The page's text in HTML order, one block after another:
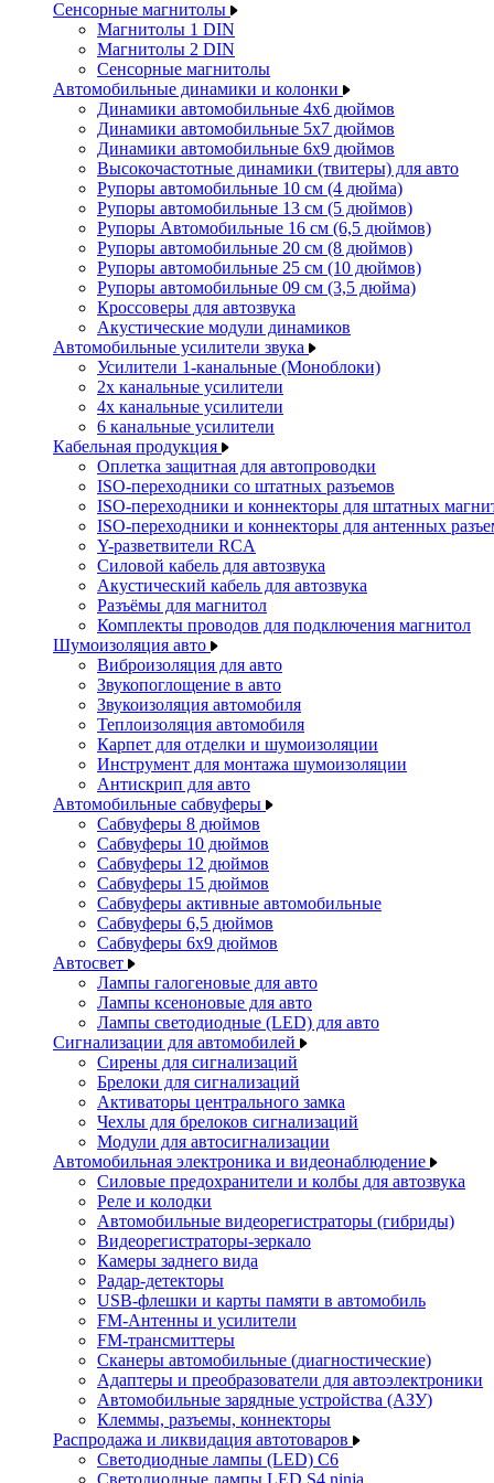
Сенсорные магнитолы
Магнитолы 1 DIN
Магнитолы 2 DIN
Сенсорные магнитолы
Автомобильные динамики и колонки
Динамики автомобильные 4x6 дюймов
Динамики автомобильные 5x7 дюймов
Динамики автомобильные 6x9 дюймов
Высокочастотные динамики (твитеры) для авто
Рупоры автомобильные 10 см (4 дюйма)
Рупоры автомобильные 13 см (5 дюймов)
Рупоры Автомобильные 16 см (6,5 дюймов)
Рупоры автомобильные 20 см (8 дюймов)
Рупоры автомобильные 25 см (10 дюймов)
Рупоры автомобильные 09 см (3,5 дюйма)
Кроссоверы для автозвука
Акустические модули динамиков
Автомобильные усилители звука
Усилители 1-канальные (Моноблоки)
2х канальные усилители
4х канальные усилители
6 канальные усилители
Кабельная продукция
Оплетка защитная для автопроводки
ISO-переходники со штатных разъемов
ISO-переходники и коннекторы для штатных
ISO-переходники и коннекторы для антенных
Y-разветвители RCA
Силовой кабель для автозвука
Акустический кабель для автозвука
Разъёмы для магнитол
Комплекты проводов для подключения магнитол
Шумоизоляция авто
Виброизоляция для авто
Звукопоглощение в авто
Звукоизоляция автомобиля
Теплоизоляция автомобиля
Карпет для отделки и шумоизоляции
Инструмент для монтажа шумоизоляции
Антискрип для авто
Автомобильные сабвуферы
Сабвуферы 8 дюймов
Сабвуферы 10 дюймов
Сабвуферы 12 дюймов
Сабвуферы 15 дюймов
Сабвуферы активные автомобильные
Сабвуферы 6,5 дюймов
Сабвуферы 6x9 дюймов
Автосвет
Лампы галогеновые для авто
Лампы ксеноновые для авто
Лампы светодиодные (LED) для авто
Сигнализации для автомобилей
Сирены для сигнализаций
Брелоки для сигнализаций
Активаторы центрального замка
Чехлы для брелоков сигнализаций
Модули для автосигнализации
Автомобильная электроника и видеонаблюдение
Силовые предохранители и колбы для автозвука
Реле и колодки
Автомобильные видеорегистраторы (гибриды)
Видеорегистраторы-зеркало
Камеры заднего вида
Радар-детекторы
USB-флешки и карты памяти в автомобиль
FM-Антенны и усилители
FM-трансмиттеры
Сканеры автомобильные (диагностические)
Адаптеры и преобразователи для автоэлектроники
Автомобильные зарядные устройства (АЗУ)
Клеммы, разъемы, коннекторы
Распродажа и ликвидация автотоваров
Светодиодные лампы (LED) C6
Светодиодные лампы LED S4 ninja